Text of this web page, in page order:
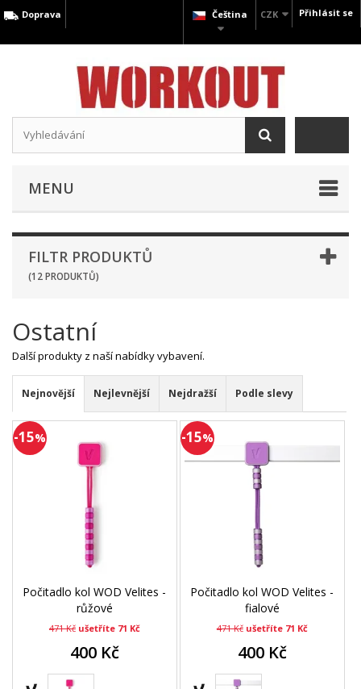
Přihlásit se
CZK
Čeština
Doprava
MENU
FILTR PRODUKTŮ
(12 PRODUKTŮ)
Ostatní
Další produkty z naší nabídky vybavení.
Nejnovější Nejlevnější Nejdražší Podle slevy
-15%
Počitadlo kol WOD Velites -
růžové
471 Kč ušetříte 71 Kč
400 Kč
-15%
Počitadlo kol WOD Velites -
fialové
471 Kč ušetříte 71 Kč
400 Kč